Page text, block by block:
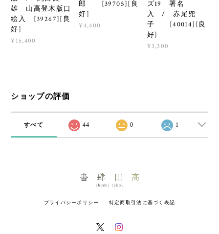
雄 山高登木版口
絵入 [39267][良
好]
¥15,400
郎 [39705][良
好]
¥4,400
ズ19 署名
入 / 赤尾兜
子 [40014][良
好]
¥3,300
ショップの評価
すべて 44 0 1
プライバシーポリシー 特定商取引法に基づく表記